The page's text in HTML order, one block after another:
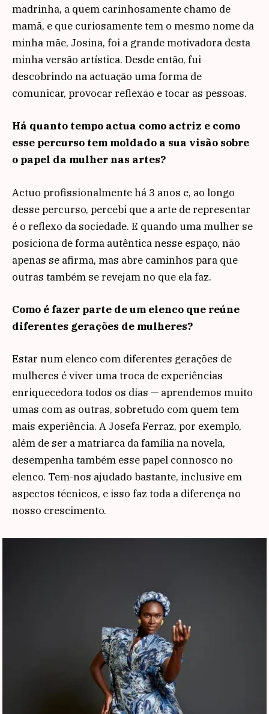
madrinha, a quem carinhosamente chamo de
mamã, e que curiosamente tem o mesmo nome da
minha mãe, Josina, foi a grande motivadora desta
minha versão artística. Desde então, fui
descobrindo na actuação uma forma de
comunicar, provocar reflexão e tocar as pessoas.
Há quanto tempo actua como actriz e como
esse percurso tem moldado a sua visão sobre
o papel da mulher nas artes?
Actuo profissionalmente há 3 anos e, ao longo
desse percurso, percebi que a arte de representar
é o reflexo da sociedade. E quando uma mulher se
posiciona de forma autêntica nesse espaço, não
apenas se afirma, mas abre caminhos para que
outras também se revejam no que ela faz.
Como é fazer parte de um elenco que reúne
diferentes gerações de mulheres?
Estar num elenco com diferentes gerações de
mulheres é viver uma troca de experiências
enriquecedora todos os dias — aprendemos muito
umas com as outras, sobretudo com quem tem
mais experiência. A Josefa Ferraz, por exemplo,
além de ser a matriarca da família na novela,
desempenha também esse papel connosco no
elenco. Tem-nos ajudado bastante, inclusive em
aspectos técnicos, e isso faz toda a diferença no
nosso crescimento.